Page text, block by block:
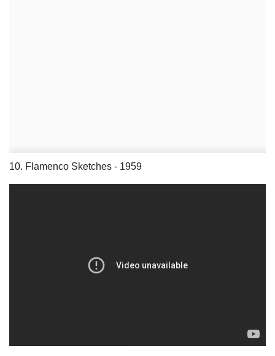
10. Flamenco Sketches - 1959